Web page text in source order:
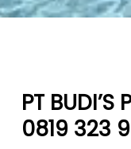
PT BUDI’S
0819 323